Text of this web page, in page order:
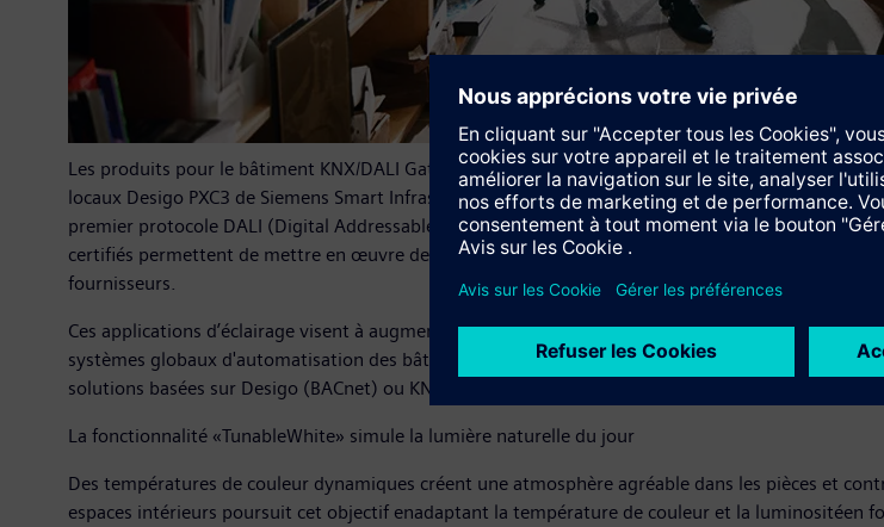
Les produits pour le bâtiment KNX/DALI Gateway N 141 etl'actionneur de commutation/
locaux Desigo PXC3 de Siemens Smart Infrastructure sont désormais certifiés selon la nouvelle
premier protocole DALI (Digital Addressable Lighting Interface) qui facilite l'interopérabilité et le
certifiés permettent de mettre en œuvre des applications HCL (Human Centric
fournisseurs.
Ces applications d’éclairage visent à augmenter la concentration, la productivité et le bien-être
systèmes globaux d'automatisation des bâtiments de Siemens, qui combinent le chauffage, la
solutions basées sur Desigo (BACnet) ou KNXen fonction de leurs exigences d'installation
La fonctionnalité «TunableWhite» simule la lumière naturelle du jour
Des températures de couleur dynamiques créent une atmosphère agréable dans les pièces et
espaces intérieurs poursuit cet objectif enadaptant la température de couleur et la luminositéen